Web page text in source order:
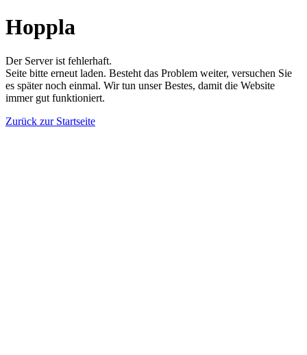
Hoppla
Der Server ist fehlerhaft.
Seite bitte erneut laden. Besteht das Problem weiter, versuchen Sie
es später noch einmal. Wir tun unser Bestes, damit die Website
immer gut funktioniert.
Zurück zur Startseite